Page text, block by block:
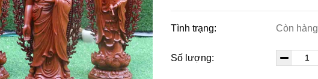
Tình trạng: Còn hàng
Số lượng: